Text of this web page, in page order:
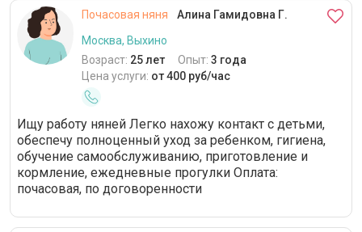
Почасовая няня
Алина Гамидовна Г.
Москва, Выхино
Возраст: 25 лет Опыт: 3 года
Цена услуги: от 400 руб/час
Ищу работу няней Лeгко наxoжу контaкт c дeтьми,
oбеспечу полноценный уход за ребенком, гигиена,
обучение самообслуживанию, приготовление и
кормление, ежедневные прогулки Оплата:
почасовая, по договоренности